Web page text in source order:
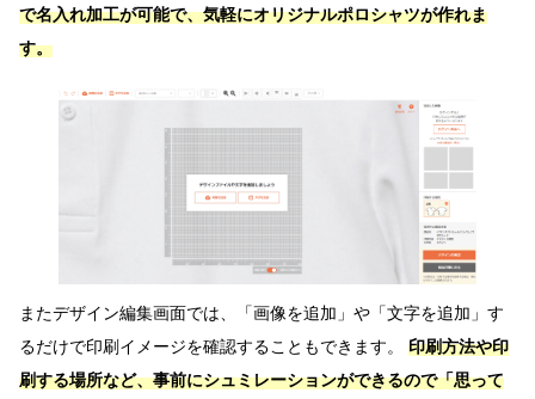
で名入れ加工が可能で、気軽にオリジナルポロシャツが作れま
す。
またデザイン編集画面では、「画像を追加」や「文字を追加」す
るだけで印刷イメージを確認することもできます。 印刷方法や印
刷する場所など、事前にシュミレーションができるので「思って